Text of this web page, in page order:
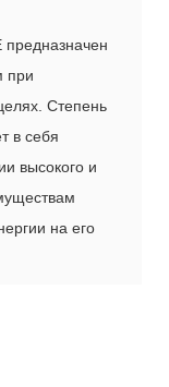
предназначен
при
Степень
в себя
высокого и
на его